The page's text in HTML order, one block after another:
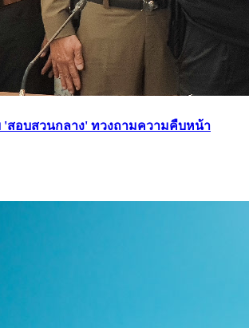
'สอบสวนกลาง' ทวงถามความคืบหน้า